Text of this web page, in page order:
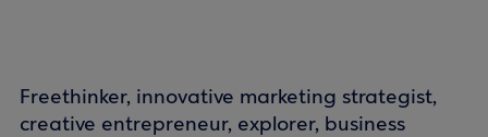
Freethinker, innovative marketing strategist,
creative entrepreneur, explorer, business